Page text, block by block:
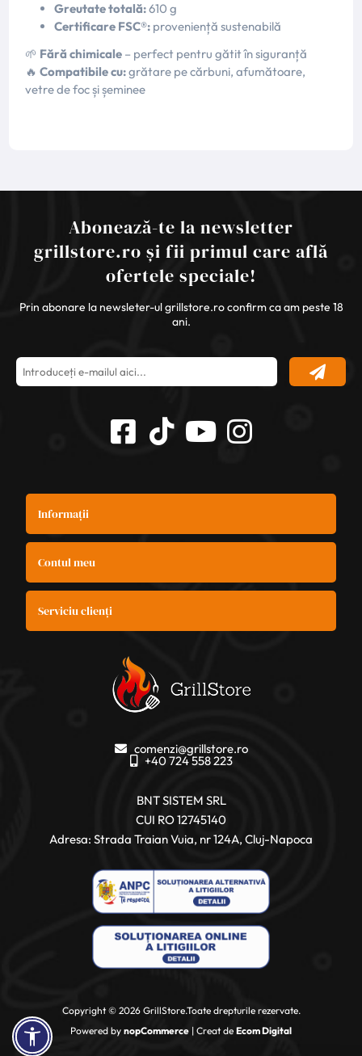
Greutate totală:610 g
Certificare FSC®: proveniență sustenabilă
🌱 Fără chimicale – perfect pentru gătit în siguranță
🔥Compatibile cu:grătare pe cărbuni, afumătoare,
vetre de foc și șeminee
Abonează-te la newsletter
grillstore.ro și fii primul care află
ofertele speciale!
Prin abonare la newsleter-ul grillstore.ro confirm ca am peste 18
ani.
Informații
Contul meu
Serviciu clienți
comenzi@grillstore.ro
+40 724 558 223
BNT SISTEM SRL
CUI RO 12745140
Adresa: Strada Traian Vuia, nr 124A, Cluj-Napoca
Copyright © 2026 GrillStore.Toate drepturile rezervate.
Powered by nopCommerce | Creat de Ecom Digital